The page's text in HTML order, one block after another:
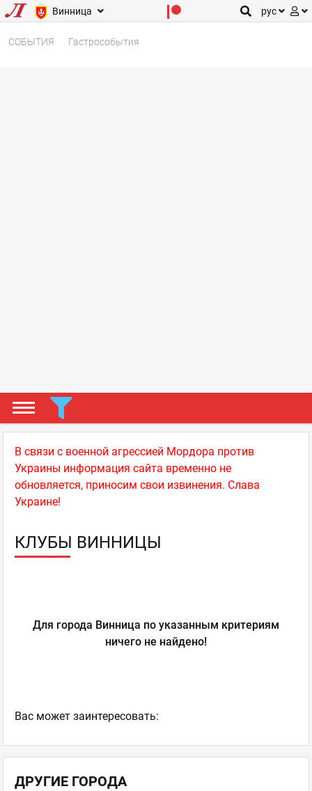
Винница рус
СОБЫТИЯ Гастрособытия
В связи с военной агрессией Мордора против
Украины информация сайта временно не
обновляется, приносим свои извинения. Слава
Украине!
КЛУБЫ ВИННИЦЫ
Для города Винница по указанным критериям
ничего не найдено!
Ваc может заинтересовать:
ДРУГИЕ ГОРОДА